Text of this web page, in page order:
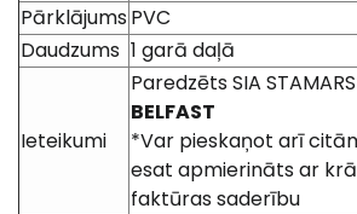
PārklājumsPVC
Daudzums 1 garā daļā
Ieteikumi
Paredzēts SIA
BELFAST
*Var pieskaņot arī
esat apmierināts ar
faktūras saderību